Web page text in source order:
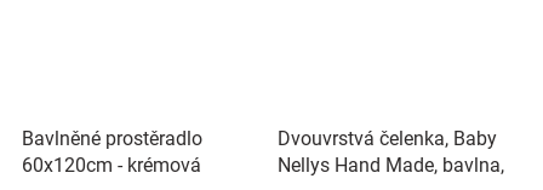
Bavlněné prostěradlo
60x120cm - krémová
Dvouvrstvá čelenka, Baby
Nellys Hand Made, bavlna,